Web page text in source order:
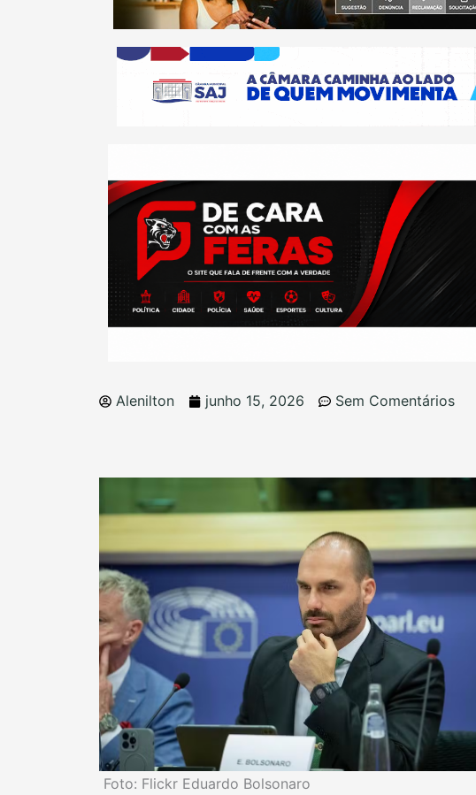
Alenilton junho 15, 2026 Sem Comentários
Foto: Flickr Eduardo Bolsonaro